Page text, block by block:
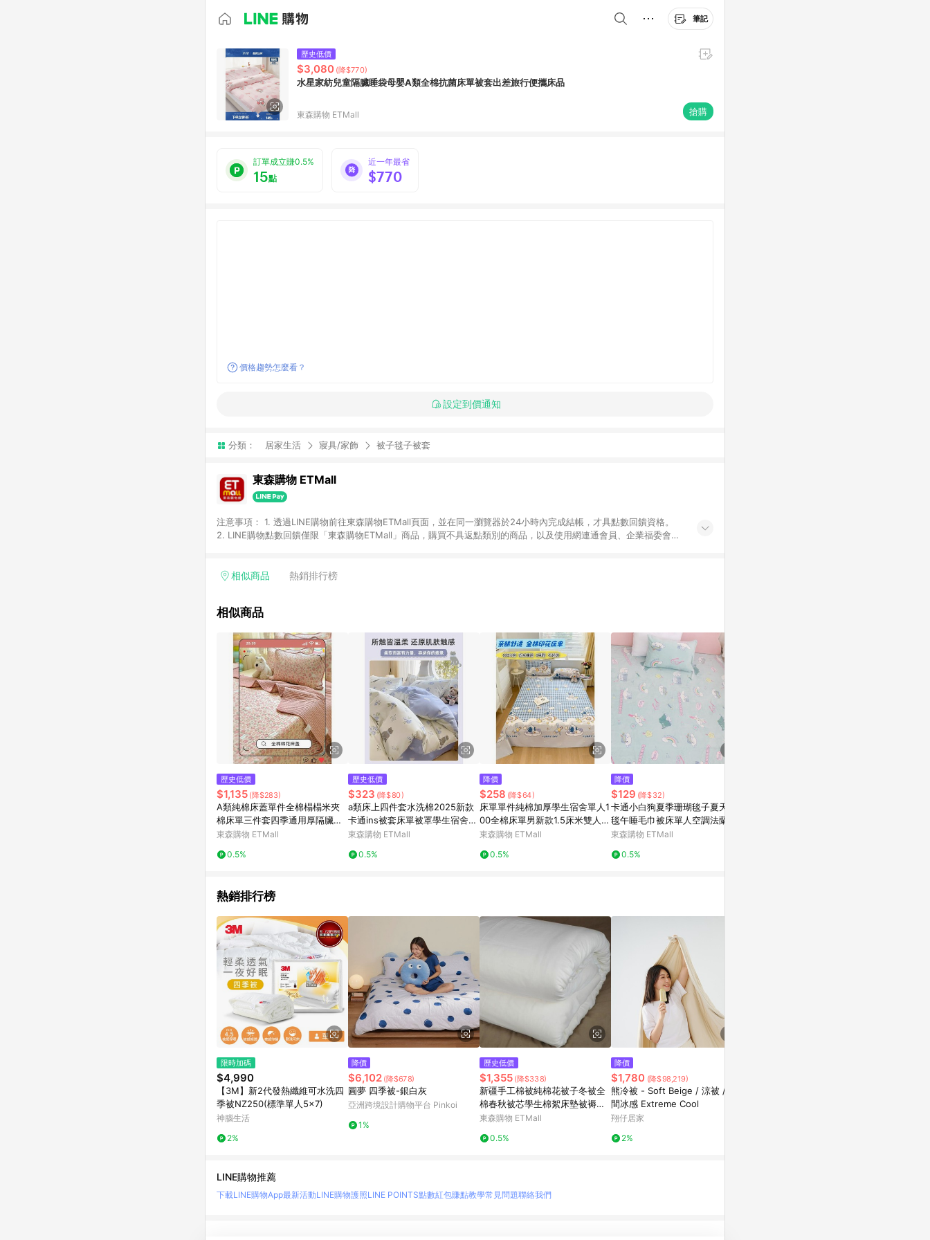
筆記
歷史低價
$3,080 (降$770)
水星家紡兒童隔臟睡袋母嬰A類全棉抗菌床單被套出差旅行便攜床品
東森購物 ETMall 搶購
訂單成立賺0.5%
15點
近一年最省
$770
價格趨勢怎麼看？
設定到價通知
分類： 居家生活 寢具/家飾 被子毯子被套
東森購物 ETMall
注意事項： 1. 透過LINE購物前往東森購物ETMall頁面，並在同一瀏覽器於24小時內完成結帳，才具點數回饋資格。
2. LINE購物點數回饋僅限「東森購物ETMall」商品，購買不具返點類別的商品，以及使用網連通會員、企業福委會員
「草莓網」全館商品。 4. 如取消訂單、退貨、退款或購物中登出東森購物ETMall，將無法獲得點數回饋。 5. 點數回
面顯示為準。 7. LINE購物設有「單一商品最高回饋點數」機制(特殊活動時開放「回饋無上限」)，以同一訂單中同一
品資料更新會有時間差，如顯示之商品規格、顏色、價位、贈品與東森購物ETMall銷售網頁不符，以銷售網頁標示為
準。 9. 若有贈點爭議，請務必於訂單日期+180天以內至LINE購物客服洽詢；若超過180天(含)以上進行申訴，恕無法
贈點回饋。 10. 部分點數紅包僅限指定商品使用，或不適用於無回饋商品。各點數紅包之適用商品與使用條件請依點數
紅包頁面規則為準。
相似商品 熱銷排行榜
相似商品
歷史低價
$1,135 (降$283)
A類純棉床蓋單件全棉榻榻米夾
棉床單三件套四季通用厚隔臟墊
防滑
東森購物 ETMall
0.5%
歷史低價
$323 (降$80)
a類床上四件套水洗棉2025新款
卡通ins被套床單被罩學生宿舍三
件套
東森購物 ETMall
0.5%
降價
$258 (降$64)
床單單件純棉加厚學生宿舍單人1
00全棉床單男新款1.5床米雙人被
單
東森購物 ETMall
0.5%
降價
$129 (降$32)
卡通小白狗夏季珊瑚毯子夏天蓋
毯午睡毛巾被床單人空調法蘭絨
毛毯
東森購物 ETMall
0.5%
熱銷排行榜
限時加碼
$4,990
【3M】新2代發熱纖維可水洗四
季被NZ250(標準單人5x7)
神腦生活
2%
降價
$6,102 (降$678)
圓夢 四季被-銀白灰
亞洲跨境設計購物平台 Pinkoi
1%
歷史低價
$1,355 (降$338)
新疆手工棉被純棉花被子冬被全
棉春秋被芯學生棉絮床墊被褥子
棉胎
東森購物 ETMall
0.5%
降價
$1,780 (降$98,219)
熊冷被 - Soft Beige / 涼被 / 瞬
間冰感 Extreme Cool
翔仔居家
2%
LINE購物推薦
下載LINE購物App最新活動LINE購物護照LINE POINTS點數紅包賺點教學常見問題聯絡我們